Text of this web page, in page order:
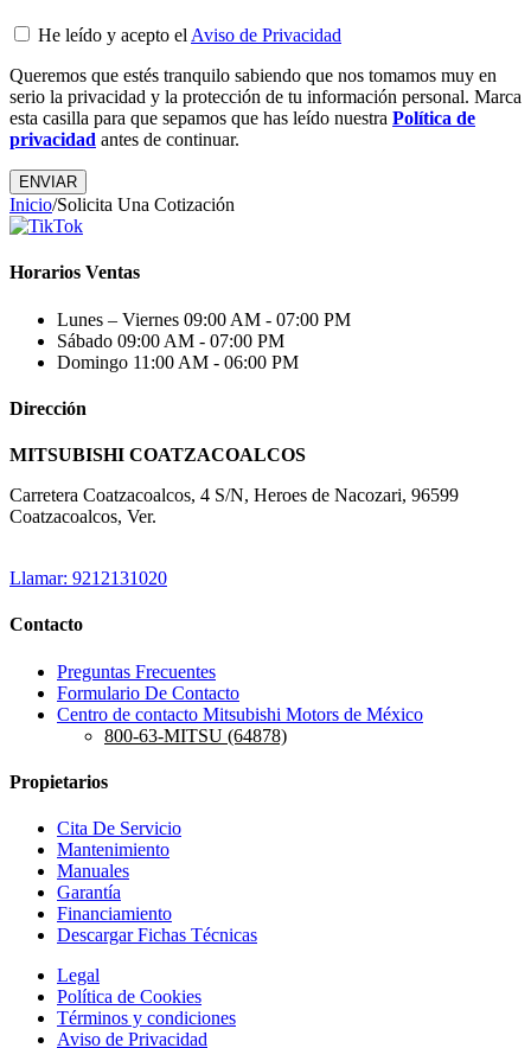
He leído y acepto el Aviso de Privacidad
Queremos que estés tranquilo sabiendo que nos tomamos muy en
serio la privacidad y la protección de tu información personal. Marca
esta casilla para que sepamos que has leído nuestra Política de
privacidad antes de continuar.
Inicio/Solicita Una Cotización
Horarios Ventas
Lunes – Viernes 09:00 AM - 07:00 PM
Sábado 09:00 AM - 07:00 PM
Domingo 11:00 AM - 06:00 PM
Dirección
MITSUBISHI COATZACOALCOS
Carretera Coatzacoalcos, 4 S/N, Heroes de Nacozari, 96599
Coatzacoalcos, Ver.
Llamar: 9212131020
Contacto
Preguntas Frecuentes
Formulario De Contacto
Centro de contacto Mitsubishi Motors de México
800-63-MITSU (64878)
Propietarios
Cita De Servicio
Mantenimiento
Manuales
Garantía
Financiamiento
Descargar Fichas Técnicas
Legal
Política de Cookies
Términos y condiciones
Aviso de Privacidad